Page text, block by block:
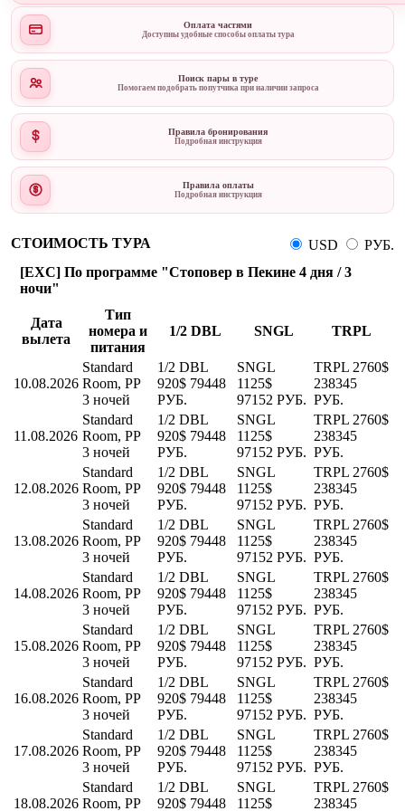
Оплата частями
Доступны удобные способы оплаты тура
Поиск пары в туре
Помогаем подобрать попутчика при наличии запроса
Правила бронирования
Подробная инструкция
Правила оплаты
Подробная инструкция
СТОИМОСТЬ ТУРА USD
РУБ.
[EXC] По программе "Стоповер в Пекине 4 дня / 3
ночи"
Дата
вылета
Тип
номера и
питания
1/2 DBL SNGL TRPL
10.08.2026
Standard
Room, PP
3 ночей
1/2 DBL
920$ 79448
РУБ.
SNGL
1125$
97152 РУБ.
TRPL 2760$
238345
РУБ.
11.08.2026
Standard
Room, PP
3 ночей
1/2 DBL
920$ 79448
РУБ.
SNGL
1125$
97152 РУБ.
TRPL 2760$
238345
РУБ.
12.08.2026
Standard
Room, PP
3 ночей
1/2 DBL
920$ 79448
РУБ.
SNGL
1125$
97152 РУБ.
TRPL 2760$
238345
РУБ.
13.08.2026
Standard
Room, PP
3 ночей
1/2 DBL
920$ 79448
РУБ.
SNGL
1125$
97152 РУБ.
TRPL 2760$
238345
РУБ.
14.08.2026
Standard
Room, PP
3 ночей
1/2 DBL
920$ 79448
РУБ.
SNGL
1125$
97152 РУБ.
TRPL 2760$
238345
РУБ.
15.08.2026
Standard
Room, PP
3 ночей
1/2 DBL
920$ 79448
РУБ.
SNGL
1125$
97152 РУБ.
TRPL 2760$
238345
РУБ.
16.08.2026
Standard
Room, PP
3 ночей
1/2 DBL
920$ 79448
РУБ.
SNGL
1125$
97152 РУБ.
TRPL 2760$
238345
РУБ.
17.08.2026
Standard
Room, PP
3 ночей
1/2 DBL
920$ 79448
РУБ.
SNGL
1125$
97152 РУБ.
TRPL 2760$
238345
РУБ.
18.08.2026
Standard
Room, PP
1/2 DBL
920$ 79448
SNGL
1125$
TRPL 2760$
238345